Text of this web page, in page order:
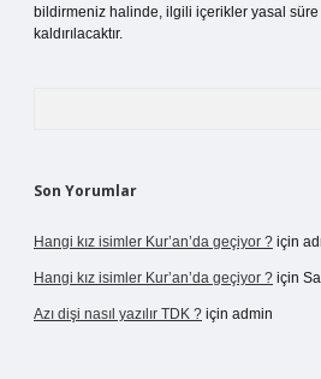
bildirmeniz halinde, ilgili içerikler yasal
kaldırılacaktır.
Son Yorumlar
Hangi kız isimler Kur’an’da geçiyor ? için
Hangi kız isimler Kur’an’da geçiyor ? için
Azı dişi nasıl yazılır TDK ? için admin